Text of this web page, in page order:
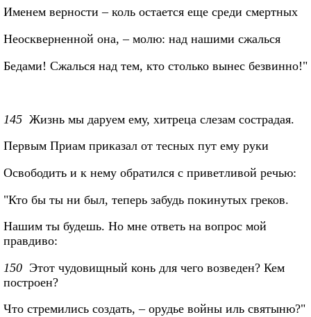
Именем верности – коль остается еще среди смертных
Неоскверненной она, – молю: над нашими сжалься
Бедами! Сжалься над тем, кто столько вынес безвинно!"
145 Жизнь мы даруем ему, хитреца слезам сострадая.
Первым Приам приказал от тесных пут ему руки
Освободить и к нему обратился с приветливой речью:
"Кто бы ты ни был, теперь забудь покинутых греков.
Нашим ты будешь. Но мне ответь на вопрос мой
правдиво:
150 Этот чудовищный конь для чего возведен? Кем
построен?
Что стремились создать, – орудье войны иль святыню?"